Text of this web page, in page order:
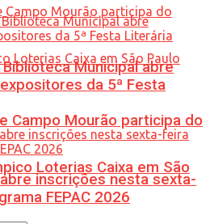
Campo Mourão participa do
Loterias Caixa em São
Municipal abre
da 5ª Festa
inscrições nesta sexta-
FEPAC 2026